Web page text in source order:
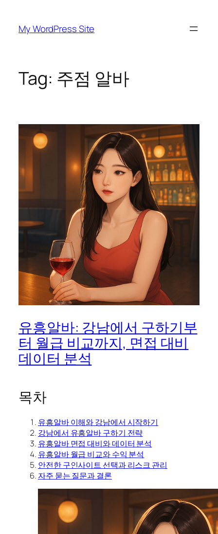
content
My WordPress Site
Tag: 주점 알바
유흥알바: 강남에서 구하기부
터 월급 비교까지, 면접 대비
데이터 분석
목차
유흥알바 이해와 강남에서 시작하기
강남에서 유흥알바 구하기 전략
유흥알바 면접 대비와 데이터 분석
유흥알바 월급 비교와 수익 분석
안전한 구인사이트 선택과 리스크 관리
자주 묻는 질문과 결론